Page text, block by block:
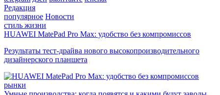
Редакция
популярное Новости
стиль жизни
HUAWEI MatePad Pro Max: удобство без компромиссов
Результаты тест-драйва нового высокопроизводительного
дизайнерского планшета
рынки